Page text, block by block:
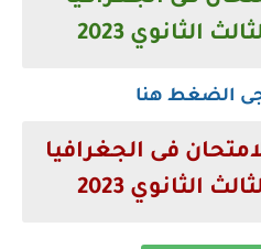
الثانوي 2023
الضغط هنا
فى الجغرافيا
الثانوي 2023